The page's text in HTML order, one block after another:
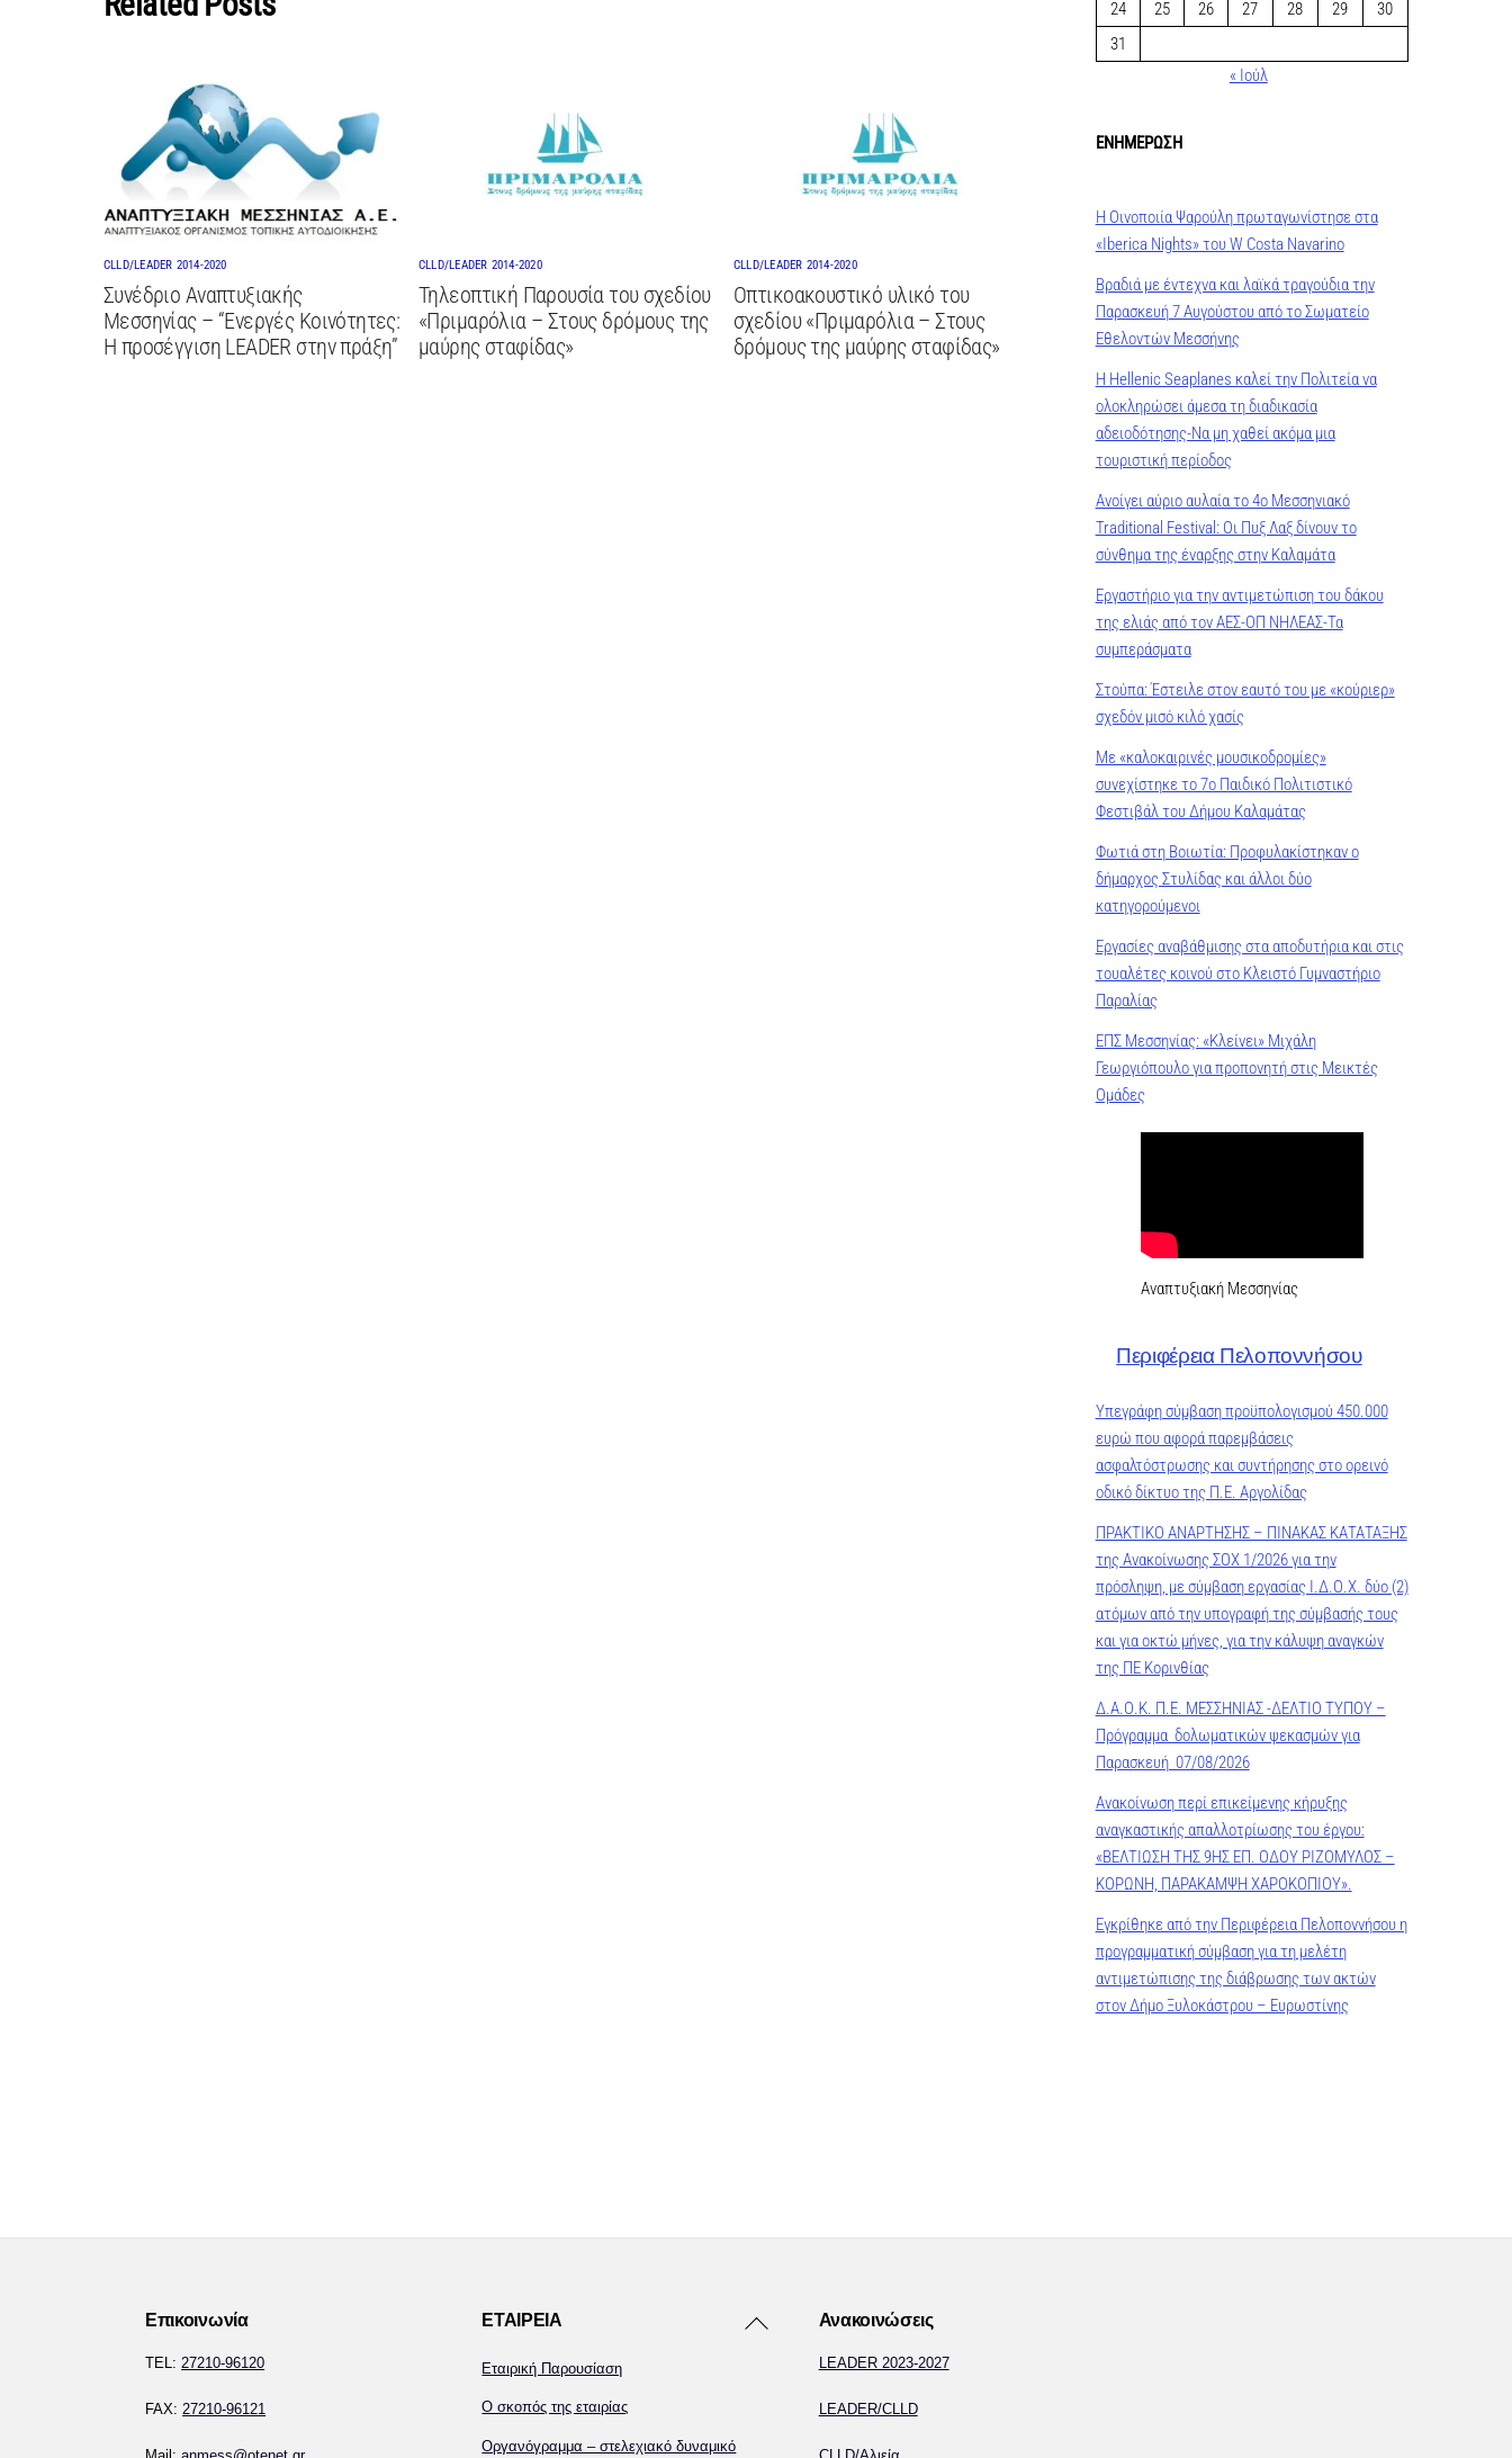
CLLD/LEADER 2014-2020
Συνέδριο Αναπτυξιακής
Μεσσηνίας – “Ενεργές Κοινότητες:
Η προσέγγιση LEADER στην πράξη”
CLLD/LEADER 2014-2020
Τηλεοπτική Παρουσία του σχεδίου
«Πριμαρόλια – Στους δρόμους της
μαύρης σταφίδας»
CLLD/LEADER 2014-2020
Οπτικοακουστικό υλικό του
σχεδίου «Πριμαρόλια – Στους
δρόμους της μαύρης σταφίδας»
24
25 26 27 28 29
30
31
« Ιούλ
ΕΝΗΜΕΡΩΣΗ
Η Οινοποιία Ψαρούλη πρωταγωνίστησε στα
«Iberica Nights» του W Costa Navarino
Βραδιά με έντεχνα και λαϊκά τραγούδια την
Παρασκευή 7 Αυγούστου από το Σωματείο
Εθελοντών Μεσσήνης
Η Hellenic Seaplanes καλεί την Πολιτεία να
ολοκληρώσει άμεσα τη διαδικασία
αδειοδότησης-Να μη χαθεί ακόμα μια
τουριστική περίοδος
Ανοίγει αύριο αυλαία το 4ο Μεσσηνιακό
Traditional Festival: Οι Πυξ Λαξ δίνουν το
σύνθημα της έναρξης στην Καλαμάτα
Εργαστήριο για την αντιμετώπιση του δάκου
της ελιάς από τον ΑΕΣ-ΟΠ ΝΗΛΕΑΣ-Τα
συμπεράσματα
Στούπα: Έστειλε στον εαυτό του με «κούριερ»
σχεδόν μισό κιλό χασίς
Με «καλοκαιρινές μουσικοδρομίες»
συνεχίστηκε το 7ο Παιδικό Πολιτιστικό
Φεστιβάλ του Δήμου Καλαμάτας
Φωτιά στη Βοιωτία: Προφυλακίστηκαν ο
δήμαρχος Στυλίδας και άλλοι δύο
κατηγορούμενοι
Εργασίες αναβάθμισης στα αποδυτήρια και στις
τουαλέτες κοινού στο Κλειστό Γυμναστήριο
Παραλίας
ΕΠΣ Μεσσηνίας: «Κλείνει» Μιχάλη
Γεωργιόπουλο για προπονητή στις Μεικτές
Ομάδες
Αναπτυξιακή Μεσσηνίας
Περιφέρεια Πελοποννήσου
Υπεγράφη σύμβαση προϋπολογισμού 450.000
ευρώ που αφορά παρεμβάσεις
ασφαλτόστρωσης και συντήρησης στο ορεινό
οδικό δίκτυο της Π.Ε. Αργολίδας
ΠΡΑΚΤΙΚO ΑΝΑΡΤΗΣΗΣ – ΠΙΝΑΚΑΣ ΚΑΤΑΤΑΞΗΣ
της Ανακοίνωσης ΣΟΧ 1/2026 για την
πρόσληψη, με σύμβαση εργασίας Ι.Δ.Ο.Χ. δύο (2)
ατόμων από την υπογραφή της σύμβασής τους
και για οκτώ μήνες, για την κάλυψη αναγκών
της ΠΕ Κορινθίας
Δ.Α.Ο.Κ. Π.Ε. ΜΕΣΣΗΝΙΑΣ -ΔΕΛΤΙΟ ΤΥΠΟΥ –
Πρόγραμμα δολωματικών ψεκασμών για
Παρασκευή 07/08/2026
Ανακοίνωση περί επικείμενης κήρυξης
αναγκαστικής απαλλοτρίωσης του έργου:
«ΒΕΛΤΙΩΣΗ ΤΗΣ 9ΗΣ ΕΠ. ΟΔΟΥ ΡΙΖΟΜΥΛΟΣ –
ΚΟΡΩΝΗ, ΠΑΡΑΚΑΜΨΗ ΧΑΡΟΚΟΠΙΟΥ».
Εγκρίθηκε από την Περιφέρεια Πελοποννήσου η
προγραμματική σύμβαση για τη μελέτη
αντιμετώπισης της διάβρωσης των ακτών
στον Δήμο Ξυλοκάστρου – Ευρωστίνης
Back
Επικοινωνία
TEL: 27210-96120
FAX: 27210-96121
ΕΤΑΙΡΕΙΑ
Εταιρική Παρουσίαση
Ο σκοπός της εταιρίας
Οργανόγραμμα – στελεχιακό δυναμικό
Ανακοινώσεις
LEADER 2023-2027
LEADER/CLLD